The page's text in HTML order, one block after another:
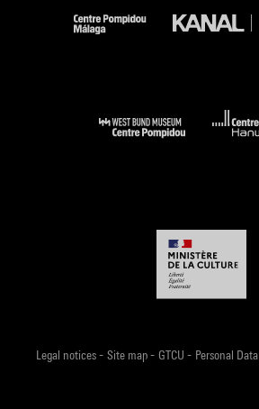
Legal notices- Site map- GTCU - Personal Data